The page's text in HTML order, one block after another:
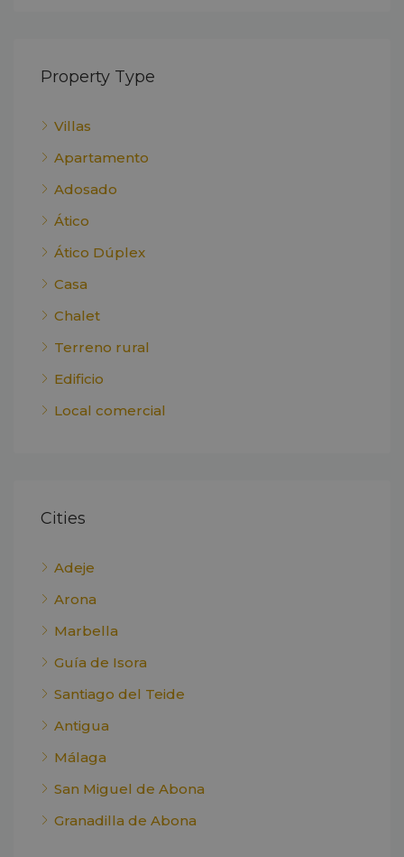
Property Type
Villas
Apartamento
Adosado
Ático
Ático Dúplex
Casa
Chalet
Terreno rural
Edificio
Local comercial
Cities
Adeje
Arona
Marbella
Guía de Isora
Santiago del Teide
Antigua
Málaga
San Miguel de Abona
Granadilla de Abona